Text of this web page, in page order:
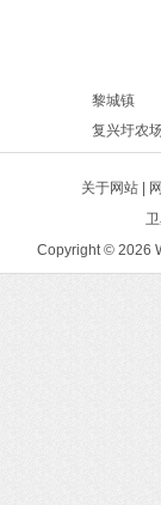
黎城镇
复兴圩农
关于网站 |
Copyright © 2026